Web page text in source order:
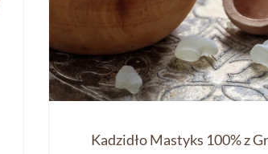
Kadzidło Mastyks 100% z